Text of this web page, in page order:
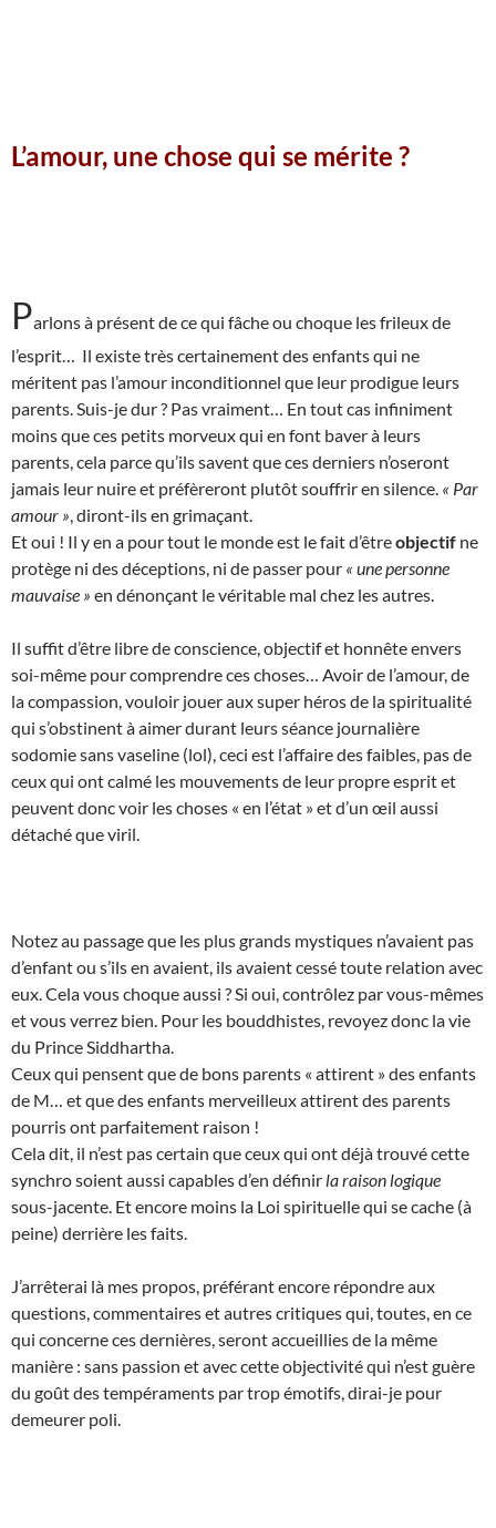
L’amour, une chose qui se mérite ?
Parlons à présent de ce qui fâche ou choque les frileux de
l’esprit… Il existe très certainement des enfants qui ne
méritent pas l’amour inconditionnel que leur prodigue leurs
parents. Suis-je dur ? Pas vraiment… En tout cas infiniment
moins que ces petits morveux qui en font baver à leurs
parents, cela parce qu’ils savent que ces derniers n’oseront
jamais leur nuire et préfèreront plutôt souffrir en silence. « Par
amour » , diront-ils en grimaçant.
Et oui ! Il y en a pour tout le monde est le fait d’êtreobjectif ne
protège ni des déceptions, ni de passer pour « une personne
mauvaise » en dénonçant le véritable mal chez les autres.
Il suffit d’être libre de conscience, objectif et honnête envers
soi-même pour comprendre ces choses… Avoir de l’amour, de
la compassion, vouloir jouer aux super héros de la spiritualité
qui s’obstinent à aimer durant leurs séance journalière
sodomie sans vaseline (lol), ceci est l’affaire des faibles, pas de
ceux qui ont calmé les mouvements de leur propre esprit et
peuvent donc voir les choses « en l’état » et d’un œil aussi
détaché que viril.
Notez au passage que les plus grands mystiques n’avaient pas
d’enfant ou s’ils en avaient, ils avaient cessé toute relation avec
eux. Cela vous choque aussi ? Si oui, contrôlez par vous-mêmes
et vous verrez bien. Pour les bouddhistes, revoyez donc la vie
du Prince Siddhartha.
Ceux qui pensent que de bons parents « attirent » des enfants
de M… et que des enfants merveilleux attirent des parents
pourris ont parfaitement raison !
Cela dit, il n’est pas certain que ceux qui ont déjà trouvé cette
synchro soient aussi capables d’en définir la raison logique
sous-jacente. Et encore moins la Loi spirituelle qui se cache (à
peine) derrière les faits.
J’arrêterai là mes propos, préférant encore répondre aux
questions, commentaires et autres critiques qui, toutes, en ce
qui concerne ces dernières, seront accueillies de la même
manière : sans passion et avec cette objectivité qui n’est guère
du goût des tempéraments par trop émotifs, dirai-je pour
demeurer poli.